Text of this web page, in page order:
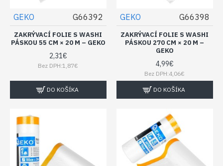
GEKO G66392
ZAKRÝVACÍ FOLIE S WASHI
PÁSKOU 55 CM × 20 M – GEKO
2,31€
Bez DPH:1,87€
DO KOŠÍKA
GEKO G66398
ZAKRÝVACÍ FOLIE S WASHI
PÁSKOU 270 CM × 20 M –
GEKO
4,99€
Bez DPH:4,06€
DO KOŠÍKA